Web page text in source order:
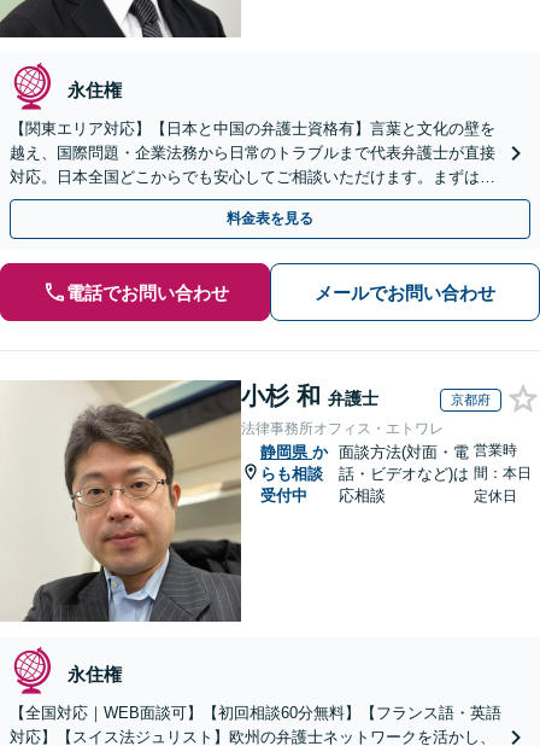
永住権
【関東エリア対応】【日本と中国の弁護士資格有】言葉と文化の壁を
越え、国際問題・企業法務から日常のトラブルまで代表弁護士が直接
対応。日本全国どこからでも安心してご相談いただけます。まずは一
歩を踏み出してみませんか。【初回相談無料】
料金表を見る
電話でお問い合わせ メールでお問い合わせ
小杉 和 弁護士 京都府
法律事務所オフィス・エトワレ
静岡県 か
らも相談
受付中
面談方法(対面・電
話・ビデオなど)は
応相談
営業時
間：本日
定休日
永住権
【全国対応｜WEB面談可】【初回相談60分無料】【フランス語・英語
対応】【スイス法ジュリスト】欧州の弁護士ネットワークを活かし、